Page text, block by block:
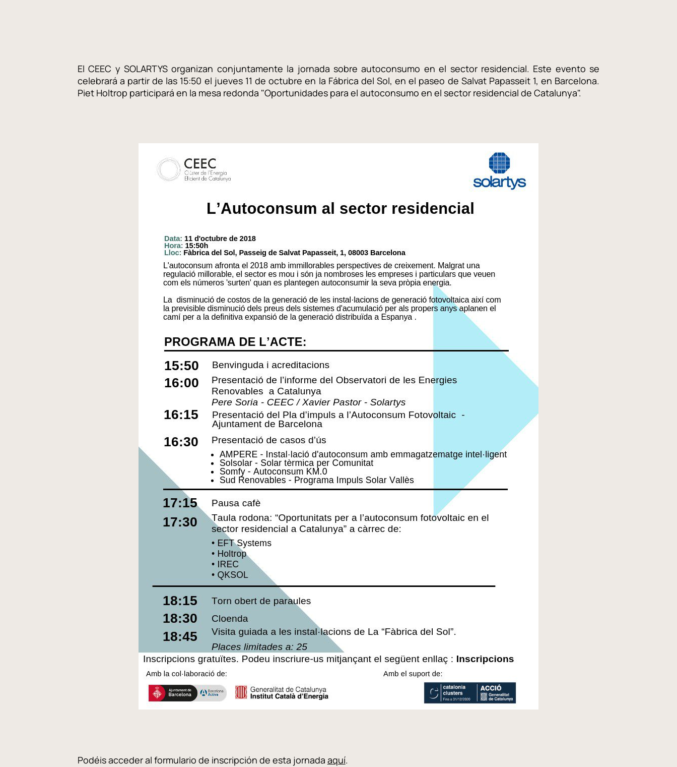
El CEEC y SOLARTYS organizan conjuntamente la jornada sobre autoconsumo en el sector residencial. Este evento se
celebrará a partir de las 15:50 el jueves 11 de octubre en la Fábrica del Sol, en el paseo de Salvat Papasseit 1, en Barcelona.
Piet Holtrop participará en la mesa redonda "Oportunidades para el autoconsumo en el sector residencial de Catalunya".
Podéis acceder al formulario de inscripción de esta jornada aquí.